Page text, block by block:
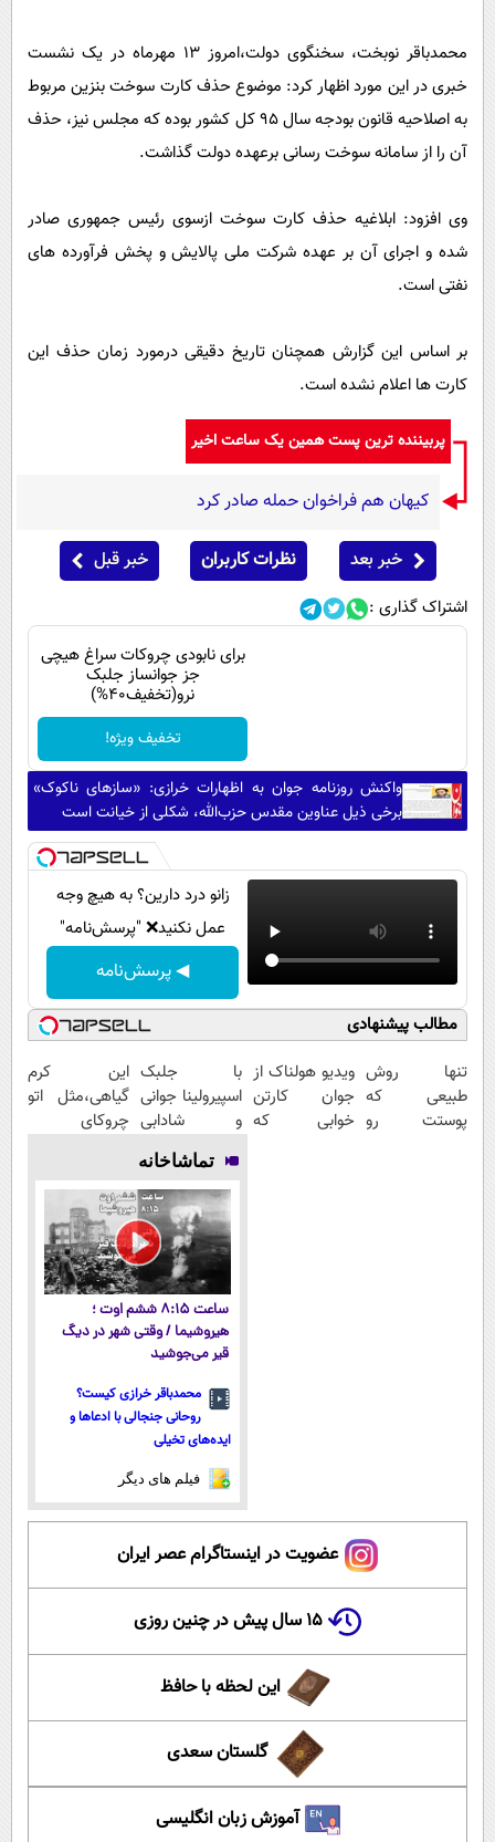
فرهنگی
بین الملل
محمدباقر نوبخت، سخنگوی دولت،امروز 13 مهرماه در یک نشست
خبری در این مورد اظهار کرد: موضوع حذف کارت سوخت بنزین مربوط
به اصلاحیه قانون بودجه سال ٩٥ کل کشور بوده که مجلس نیز، حذف
آن را از سامانه سوخت رسانی برعهده دولت گذاشت.
وی افزود: ابلاغیه حذف کارت سوخت ازسوی رئیس جمهوری صادر
شده و اجرای آن بر عهده شرکت ملی پالایش و پخش فرآورده های
نفتی است.
بر اساس این گزارش همچنان تاریخ دقیقی درمورد زمان حذف این
کارت ها اعلام نشده است.
پربیننده ترین پست همین یک ساعت اخیر
کیهان هم فراخوان حمله صادر کرد
خبر بعد نظرات کاربران خبر قبل
اشتراک گذاری :
برای نابودی چروکات سراغ هیچی
جز جوانساز جلبک
نرو(تخفیف40%)
تخفیف ویژه!
واکنش روزنامه جوان به اظهارات خرازی: «ساز‌های ناکوک»
برخی ذیل عناوین مقدس حزب‌الله، شکلی از خیانت است
زانو درد دارین؟ به هیچ وجه
عمل نکنید❌ "پرسش‌نامه"
◀ پرسش‌نامه
مطالب پیشنهادی
تنها روش
طبیعی که
پوستت رو
ویدیو هولناک از
جوان کارتن
خوابی که
با جلبک
اسپیرولینا جوانی
و شادابی
تضمینه50%تخفیف
این کرم
گیاهی،مثل اتو
چروکای
تماشاخانه
ساعت ۸:۱۵ ششم اوت ؛
هیروشیما / وقتی شهر در دیگ
قیر می‌جوشید
محمدباقر خرازی کیست؟
روحانی جنجالی با ادعاها و
ایده‌های تخیلی
فیلم های دیگر
عضویت در اینستاگرام عصر ایران
۱۵ سال پیش در چنین روزی
این لحظه با حافظ
گلستان سعدی
آموزش زبان انگلیسی